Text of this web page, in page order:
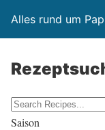
Alles rund um
Saison